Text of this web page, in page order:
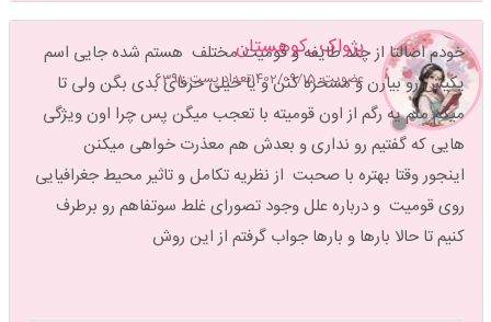
پژواک_کوهستان
عضویت: 1402/09/15 تعداد پست: 6391
خودم اصالتا از چند طایفه و قومیت مختلف هستم شده جایی اسم
یکیش رو بیارن و مسخره کنن و یا خیلی حرفای بدی بگن ولی تا
میگم منم یه رگم از اون قومیته‌ با تعجب میگن پس چرا اون ویژگی
هایی که گفتیم رو نداری و بعدش هم معذرت خواهی میکنن
اینجور وقتا بهتره با صحبت از نظریه تکامل و تاثیر محیط جغرافیایی
روی قومیت و درباره علل وجود تصورای‌ غلط سوتفاهم رو برطرف
کنیم تا حالا بارها و بارها جواب گرفتم از این روش